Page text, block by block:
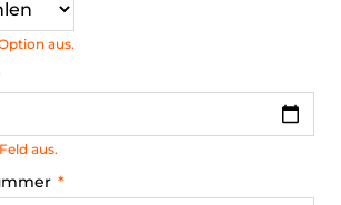
aus.
aus.